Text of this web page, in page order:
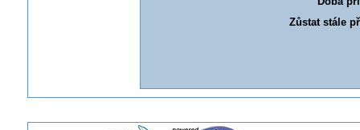
Zůstat stále